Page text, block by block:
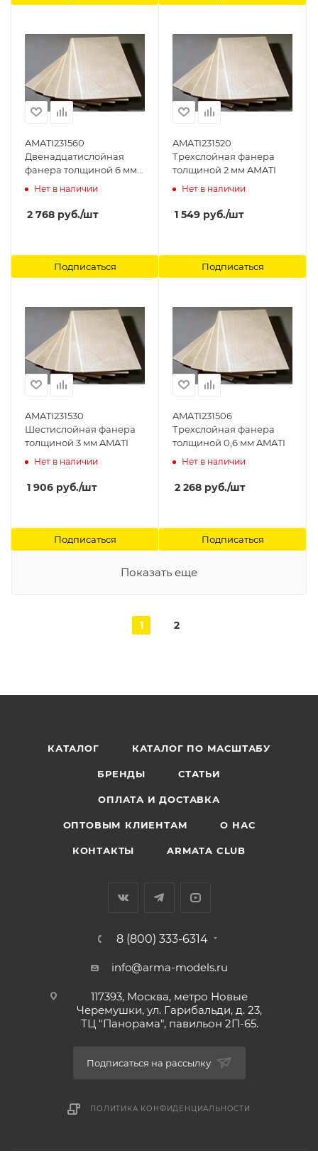
AMATI231560
Двенадцатислойная
фанера толщиной 6 мм
AMATI
Нет в наличии
2 768 руб./шт
Подписаться
AMATI231520
Трехслойная фанера
толщиной 2 мм AMATI
Нет в наличии
1 549 руб./шт
Подписаться
AMATI231530
Шестислойная фанера
толщиной 3 мм AMATI
Нет в наличии
1 906 руб./шт
Подписаться
AMATI231506
Трехслойная фанера
толщиной 0,6 мм AMATI
Нет в наличии
2 268 руб./шт
Подписаться
Показать еще
1 2
КАТАЛОГ КАТАЛОГ ПО МАСШТАБУ
БРЕНДЫ СТАТЬИ
ОПЛАТА И ДОСТАВКА
ОПТОВЫМ КЛИЕНТАМ О НАС
КОНТАКТЫ ARMATA CLUB
8 (800) 333-6314
info@arma-models.ru
117393, Москва, метро Новые
Черемушки, ул. Гарибальди, д. 23,
ТЦ "Панорама", павильон 2П-65.
Подписаться на рассылку
ПОЛИТИКА КОНФИДЕНЦИАЛЬНОСТИ